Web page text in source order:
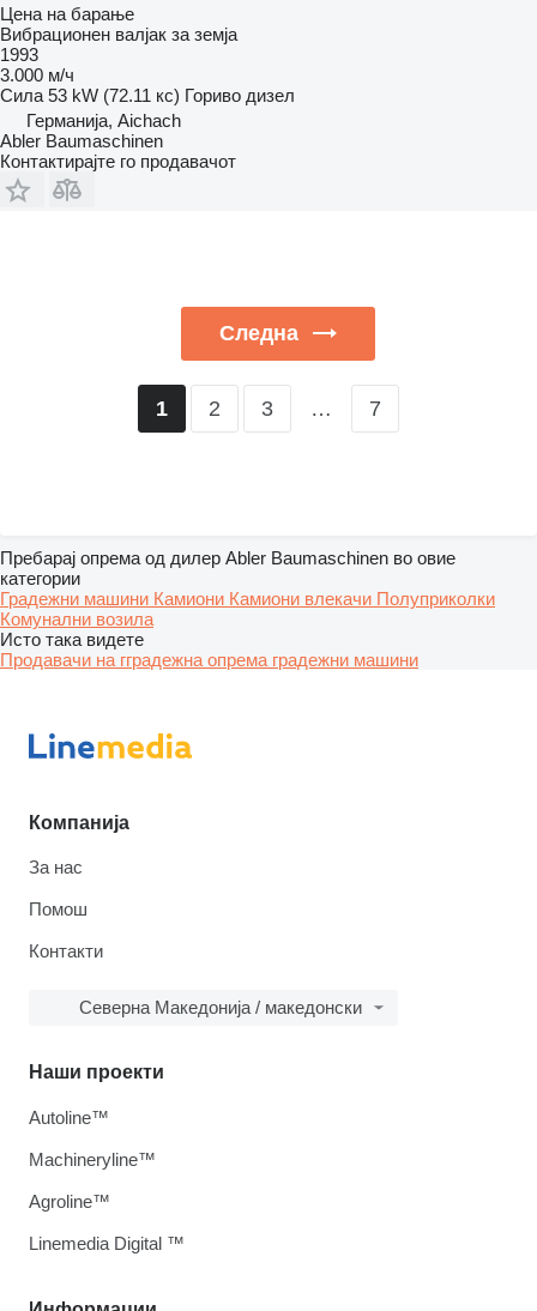
Цена на барање
Вибрационен валјак за земја
1993
3.000 м/ч
Сила 53 kW (72.11 кс) Гориво дизел
Германија, Aichach
Abler Baumaschinen
Контактирајте го продавачот
Следна
1 2 3 … 7
Пребарај опрема од дилер Abler Baumaschinen во овие
категории
Градежни машини Камиони Камиони влекачи Полуприколки
Комунални возила
Исто така видете
Продавачи на гградежна опрема градежни машини
Компанија
За нас
Помош
Контакти
Северна Македонија / македонски
Наши проекти
Autoline™
Machineryline™
Agroline™
Linemedia Digital ™